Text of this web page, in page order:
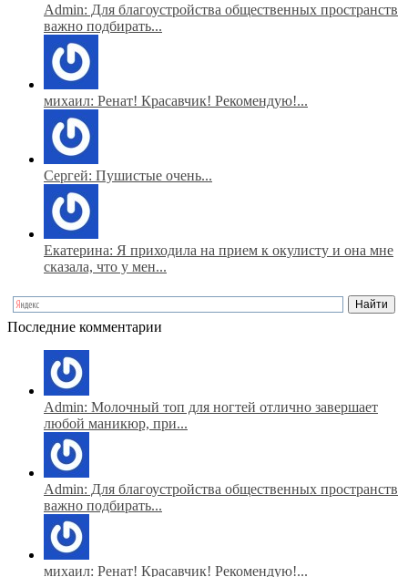
Admin: Для благоустройства общественных пространств
важно подбирать...
михаил: Ренат! Красавчик! Рекомендую!...
Сергей: Пушистые очень...
Екатерина: Я приходила на прием к окулисту и она мне
сказала, что у мен...
Последние комментарии
Admin: Молочный топ для ногтей отлично завершает
любой маникюр, при...
Admin: Для благоустройства общественных пространств
важно подбирать...
михаил: Ренат! Красавчик! Рекомендую!...